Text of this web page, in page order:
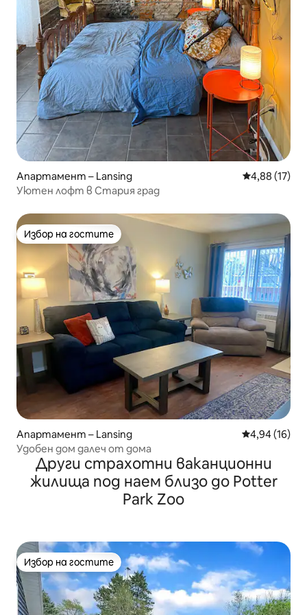
Апартамент – Lansing Средна
4,88 (17)
Уютен лофт в Стария град
Избор на гостите
Избор на гостите
Апартамент – Lansing Средна
4,94 (16)
Удобен дом далеч от дома
Други страхотни ваканционни
жилища под наем близо до Potter
Park Zoo
Избор на гостите
Избор на гостите